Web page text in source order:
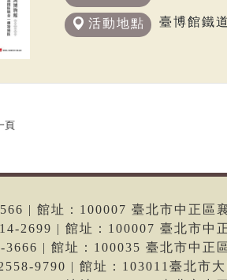
活動地點 臺博館鐵
頁
| 館址：100007 臺北市中正區
2699 | 館址：100007 臺北市中
| 館址：100035 臺北市中正
9790 | 館址：103011臺北市